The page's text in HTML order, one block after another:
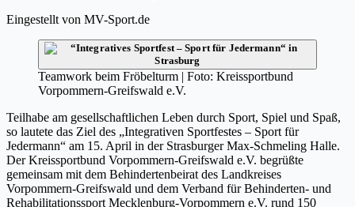
Eingestellt von MV-Sport.de
Teamwork beim Fröbelturm | Foto: Kreissportbund
Vorpommern-Greifswald e.V.
Teilhabe am gesellschaftlichen Leben durch Sport, Spiel und Spaß,
so lautete das Ziel des „Integrativen Sportfestes – Sport für
Jedermann“ am 15. April in der Strasburger Max-Schmeling Halle.
Der Kreissportbund Vorpommern-Greifswald e.V. begrüßte
gemeinsam mit dem Behindertenbeirat des Landkreises
Vorpommern-Greifswald und dem Verband für Behinderten- und
Rehabilitationssport Mecklenburg-Vorpommern e.V. rund 150